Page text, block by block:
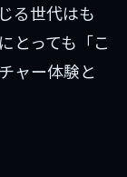
る世代はも
とっても「こ
ャー体験と